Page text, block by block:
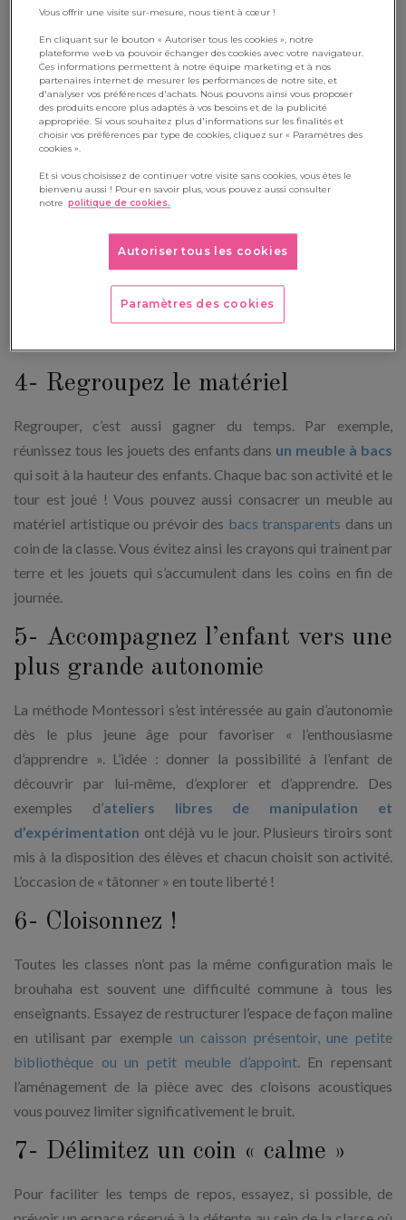
l’ambiance de la classe n’est déjà plus la même et vos élèves
ont du choix. Un facteur positif selon la
Montessoriqui affirme que le niveau d’attention de l’enfant
est lié à son degré de liberté dans son apprentissage. Plus
attentif, il sera aussi plus calme. Vous voulez en savoir plus ?
Lisez notre article ici !
3- Pensez mobile
de la pièce pour récupérer le matériel nécessaire à une
activité. Lors des ateliers, vous pouvez choisir de stocker les
. En deux minutes, vous avez votre matériel à porter
4- Regroupez le matériel
Regrouper, c’est aussi gagner du temps. Par exemple,
réunissez tous les jouets des enfants dans un meuble à bacs
qui soit à la hauteur des enfants. Chaque bac son activité et le
tour est joué ! Vous pouvez aussi consacrer un meuble au
matériel artistique ou prévoir des bacs transparents dans un
coin de la classe. Vous évitez ainsi les crayons qui trainent par
terre et les jouets qui s’accumulent dans les coins en fin de
journée.
5- Accompagnez l’enfant vers une
plus grande autonomie
La méthode Montessori s’est intéressée au gain d’autonomie
dès le plus jeune âge pour favoriser « l’enthousiasme
d’apprendre ». L’idée : donner la possibilité à l’enfant de
découvrir par lui-même, d’explorer et d’apprendre. Des
exemples d’ateliers libres de manipulation et
d’expérimentation ont déjà vu le jour. Plusieurs tiroirs sont
mis à la disposition des élèves et chacun choisit son activité.
L’occasion de « tâtonner » en toute liberté !
6- Cloisonnez !
Toutes les classes n’ont pas la même configuration mais le
brouhaha est souvent une difficulté commune à tous les
enseignants. Essayez de restructurer l’espace de façon maline
en utilisant par exemple un caisson présentoir, une petite
bibliothèque ou un petit meuble d’appoint. En repensant
l’aménagement de la pièce avec des cloisons acoustiques
vous pouvez limiter significativement le bruit.
7- Délimitez un coin « calme »
Pour faciliter les temps de repos, essayez, si possible, de
Vous offrir une visite sur-mesure, nous tient à cœur !
En cliquant sur le bouton « Autoriser tous les cookies », notre
plateforme web va pouvoir échanger des cookies avec votre navigateur.
Ces informations permettent à notre équipe marketing et à nos
partenaires internet de mesurer les performances de notre site, et
d'analyser vos préférences d'achats. Nous pouvons ainsi vous proposer
des produits encore plus adaptés à vos besoins et de la publicité
appropriée. Si vous souhaitez plus d'informations sur les finalités et
choisir vos préférences par type de cookies, cliquez sur « Paramètres des
cookies ».
Et si vous choisissez de continuer votre visite sans cookies, vous êtes le
bienvenu aussi ! Pour en savoir plus, vous pouvez aussi consulter
notre politique de cookies.
Autoriser tous les cookies
Paramètres des cookies